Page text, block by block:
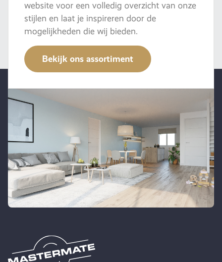
website voor een volledig overzicht van onze
stijlen en laat je inspireren door de
mogelijkheden die wij bieden.
Bekijk ons assortiment